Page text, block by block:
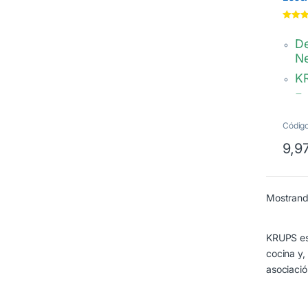
KRUPS
cocina y,